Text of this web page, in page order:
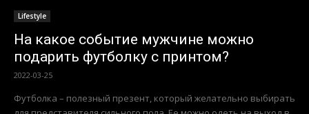
Lifestyle
На какое событие мужчине можно
подарить футболку с принтом?
2022-03-25
Футболка – полезный презент, который желательно выбирать